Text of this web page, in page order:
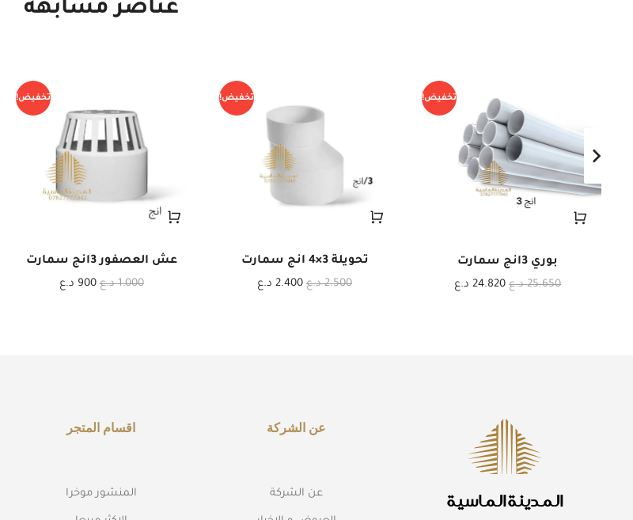
عناصر مشابهة
تخفيض!
بوري 3انج سمارت
25.650 د.ع 24.820 د.ع
تخفيض!
تحويلة 3×4 انج سمارت
2.500 د.ع 2.400 د.ع
تخفيض!
عش العصفور 3انج سمارت
1.000 د.ع 900 د.ع
المدينة الماسية
عن الشركة
عن الشركة
اقسام المتجر
المنشور موخرا